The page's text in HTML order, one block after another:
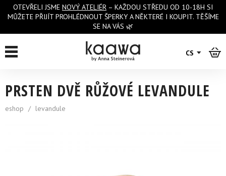
OTEVŘELI JSME NOVÝ ATELIÉR – KAŽDOU STŘEDU OD 10-18H SI
MŮŽETE PŘIJÍT PROHLÉDNOUT ŠPERKY A NĚKTERÉ I KOUPIT. TĚŠÍME
SE NA VÁS 🌿
CS
zpět na výpis
PRSTEN DVĚ RŮŽOVÉ LEVANDULE
eshop / levandule